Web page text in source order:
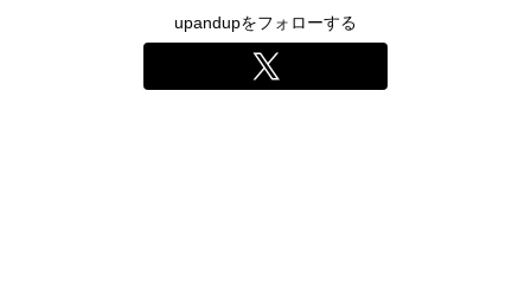
upandupをフォローする